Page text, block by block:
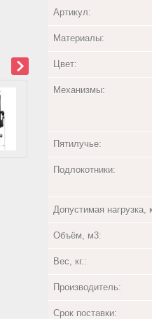
Артикул:
Материалы:
Цвет:
Механизмы:
Пятилучье:
Подлокотники:
Допустимая нагрузка,
Объём, м3:
Вес, кг.:
Производитель:
Срок поставки: